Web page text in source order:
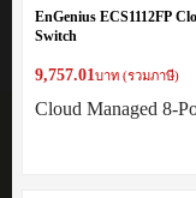
EnGenius ECS1112FP
Switch
9,757.01บาท (รวมภาษี)
Cloud Managed 8-